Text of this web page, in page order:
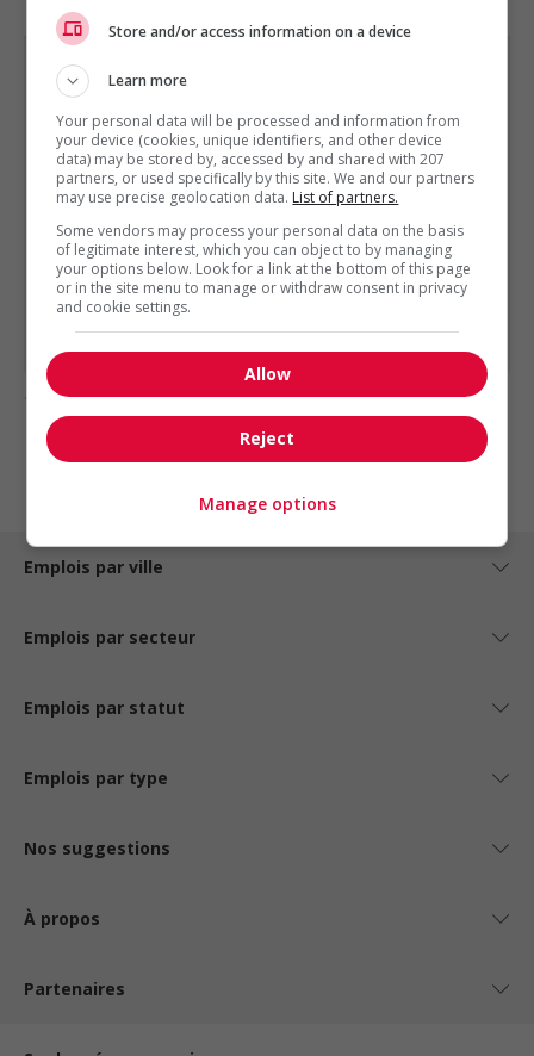
CONSTRUCTION, PRODUCTION ET MANUTENTION
EST PRÉSENTÉ PAR
La Garantie de construction résidentielle (GCR)
Autres offres de l'entreprise
Conciliateur (trice) - inspecteur (trice) en...
Conciliateur (trice) - inspecteur (trice) en...
1 - 3 de 3 résultats
1
Emplois par ville
Emplois par secteur
Emplois par statut
Emplois par type
Nos suggestions
À propos
Partenaires
Store and/or access information on a device
Learn more
Your personal data will be processed and information from
your device (cookies, unique identifiers, and other device
data) may be stored by, accessed by and shared with 207
partners, or used specifically by this site. We and our partners
may use precise geolocation data. List of partners.
Some vendors may process your personal data on the basis
of legitimate interest, which you can object to by managing
your options below. Look for a link at the bottom of this page
or in the site menu to manage or withdraw consent in privacy
and cookie settings.
Allow
Reject
Manage options